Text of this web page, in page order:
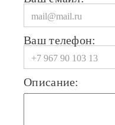
Ваш телефон:
Описание: